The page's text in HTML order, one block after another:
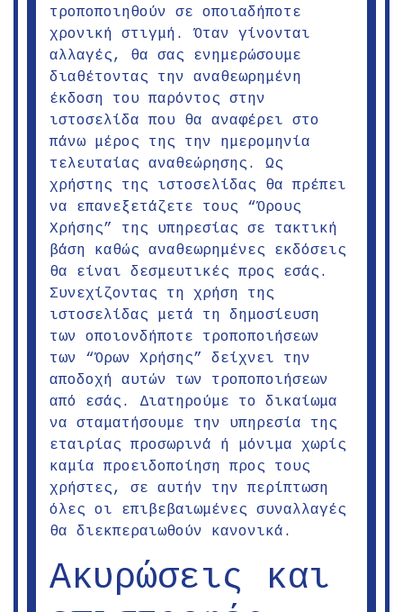
τροποποιηθούν σε οποιαδήποτε
χρονική στιγμή. Όταν γίνονται
αλλαγές, θα σας ενημερώσουμε
διαθέτοντας την αναθεωρημένη
έκδοση του παρόντος στην
ιστοσελίδα που θα αναφέρει στο
πάνω μέρος της την ημερομηνία
τελευταίας αναθεώρησης. Ως
χρήστης της ιστοσελίδας θα πρέπει
να επανεξετάζετε τους “Όρους
Χρήσης” της υπηρεσίας σε τακτική
βάση καθώς αναθεωρημένες εκδόσεις
θα είναι δεσμευτικές προς εσάς.
Συνεχίζοντας τη χρήση της
ιστοσελίδας μετά τη δημοσίευση
των οποιονδήποτε τροποποιήσεων
των “Όρων Χρήσης” δείχνει την
αποδοχή αυτών των τροποποιήσεων
από εσάς. Διατηρούμε το δικαίωμα
να σταματήσουμε την υπηρεσία της
εταιρίας προσωρινά ή μόνιμα χωρίς
καμία προειδοποίηση προς τους
χρήστες, σε αυτήν την περίπτωση
όλες οι επιβεβαιωμένες συναλλαγές
θα διεκπεραιωθούν κανονικά.
Ακυρώσεις και